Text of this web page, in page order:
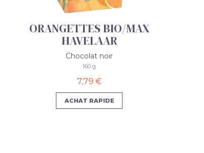
ORANGETTES BIO/MAX
HAVELAAR
Chocolat noir
160 g
7,79 €
ACHAT RAPIDE